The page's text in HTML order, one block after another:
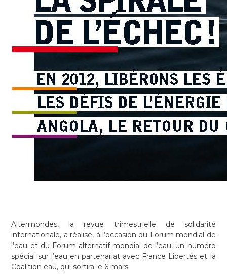
Altermondes, la revue trimestrielle de solidarité
internationale, a réalisé, à l’occasion du Forum mondial de
l’eau et du Forum alternatif mondial de l’eau, un numéro
spécial sur l’eau en partenariat avec France Libertés et la
Coalition eau, qui sortira le 6 mars.